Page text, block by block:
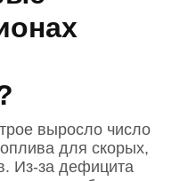
выросло число
для скорых,
Из‑за дефицита